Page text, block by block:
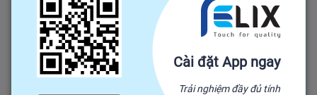
Cài đặt App ngay
Trải nghiệm đầy đủ tính